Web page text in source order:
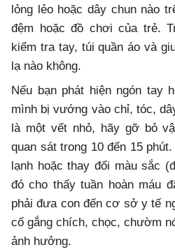
lỏng lẻo hoặc dây chun nào
đệm hoặc đồ chơi của trẻ.
kiểm tra tay, túi quần áo và
lạ nào không.
Nếu bạn phát hiện ngón tay
mình bị vướng vào chỉ, tóc,
là một vết nhỏ, hãy gỡ bỏ
quan sát trong 10 đến 15
lạnh hoặc thay đổi màu sắc
đó cho thấy tuần hoàn máu
phải đưa con đến cơ sở y tế
cố gắng chích, chọc, chườm
ảnh hưởng.